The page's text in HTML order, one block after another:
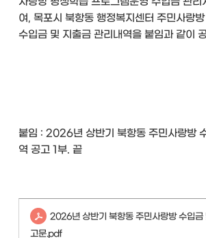
여, 목포시 북항동 행정복지센터 주민사랑
수입금 및 지출금 관리내역을 붙임과 같이
붙임 : 2026년 상반기 북항동 주민사랑방
역 공고 1부. 끝
2026년 상반기 북항동 주민사랑방 수입금
고문.pdf